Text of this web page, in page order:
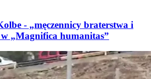
- „męczennicy braterstwa i
„Magnifica humanitas”